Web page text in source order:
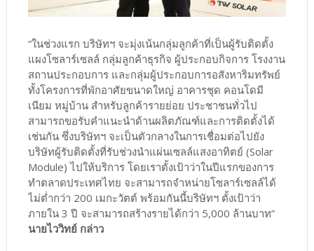
“ในช่วงแรก บริษัทฯ จะมุ่งเน้นกลุ่มลูกค้าที่เป็นผู้รับติดตั้ง
แผงโซลาร์เซลล์ กลุ่มลูกค้าธุรกิจ ผู้ประกอบกิจการ โรงงาน
สถานประกอบการ และกลุ่มผู้ประกอบการอสังหาริมทรัพย์
ทั้งโครงการที่พักอาศัยขนาดใหญ่ อาคารชุด คอนโดมี
เนียม หมู่บ้าน สำหรับลูกค้ารายย่อย ประชาชนทั่วไป
สามารถขอรับคำแนะนำด้านผลิตภัณฑ์และการติดตั้งได้
เช่นกัน ซึ่งบริษัทฯ จะเป็นตัวกลางในการเชื่อมต่อไปยัง
บริษัทผู้รับติดตั้งที่รับช่วงนำแผ่นเซลล์แสงอาทิตย์ (Solar
Module) ไปให้บริการ โดยเราตั้งเป้าว่าในปีแรกของการ
ทำตลาดประเทศไทย จะสามารถจำหน่ายโซลาร์เซลล์ได้
ไม่ต่ำกว่า 200 เมกะวัตต์ พร้อมกันนี้บริษัทฯ ตั้งเป้าว่า
ภายใน 3 ปี จะสามารถสร้างรายได้กว่า 5,000 ล้านบาท”
นายไววิทย์ กล่าว